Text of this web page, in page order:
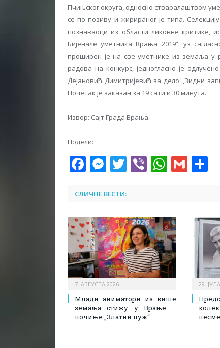
Пчињског округа, односно стваралаштвом
се по позиву и жирираног је типа.
познаваоци из области ликовне критике,
Бијенале уметника Врања 2019“, уз
проширен је на све уметнике из земаља у
радова на конкурс, једногласно је
Дејановић Димитријевић за дело ,,Зидни
Почетак је заказан за 19 сати и 30 минута.
Извор: Сајт Града Врања
Подели:
Facebook
Messenger
Twitter
Viber Gmail
СЛИЧНЕ ВЕСТИ:
7. АВГУСТА 2026.
Млади аниматори из више
земаља стижу у Врање –
почиње „Златни пуж“
29.